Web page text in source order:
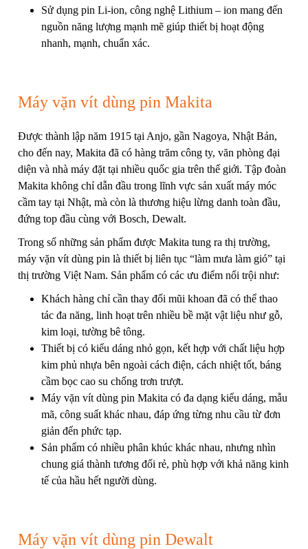
Sử dụng pin Li-ion, công nghệ Lithium – ion mang đến
nguồn năng lượng mạnh mẽ giúp thiết bị hoạt động
nhanh, mạnh, chuẩn xác.
Máy vặn vít dùng pin Makita
Được thành lập năm 1915 tại Anjo, gần Nagoya, Nhật Bản,
cho đến nay, Makita đã có hàng trăm công ty, văn phòng đại
diện và nhà máy đặt tại nhiều quốc gia trên thế giới. Tập đoàn
Makita không chỉ dẫn đầu trong lĩnh vực sản xuất máy móc
cầm tay tại Nhật, mà còn là thương hiệu lừng danh toàn đầu,
đứng top đầu cùng với Bosch, Dewalt.
Trong số những sản phẩm được Makita tung ra thị trường,
máy vặn vít dùng pin là thiết bị liên tục “làm mưa làm gió” tại
thị trường Việt Nam. Sản phẩm có các ưu điểm nổi trội như:
Khách hàng chỉ cần thay đổi mũi khoan đã có thể thao
tác đa năng, linh hoạt trên nhiều bề mặt vật liệu như gỗ,
kim loại, tường bê tông.
Thiết bị có kiểu dáng nhỏ gọn, kết hợp với chất liệu hợp
kim phủ nhựa bên ngoài cách điện, cách nhiệt tốt, báng
cầm bọc cao su chống trơn trượt.
Máy vặn vít dùng pin Makita có đa dạng kiểu dáng, mẫu
mã, công suất khác nhau, đáp ứng từng nhu cầu từ đơn
giản đến phức tạp.
Sản phẩm có nhiều phân khúc khác nhau, nhưng nhìn
chung giá thành tương đối rẻ, phù hợp với khả năng kinh
tế của hầu hết người dùng.
Máy vặn vít dùng pin Dewalt